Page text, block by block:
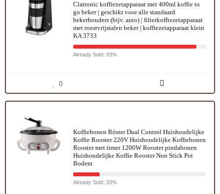
Clatronic koffiezetapparaat met 400ml koffie to
go beker | geschikt voor alle standaard
bekerhouders (bijv. auto) | filterkoffiezetapparaat
met roestvrijstalen beker | koffiezetapparaat klein
KA 3733
Already Sold: 93%
0
Koffiebonen Röster Dual Control Huishoudelijke
Koffie Rooster 220V Huishoudelijke Koffiebonen
Rooster met timer 1200W Rooster pindabonen
Huishoudelijke Koffie Rooster Non Stick Pot
Bodem
Already Sold: 20%